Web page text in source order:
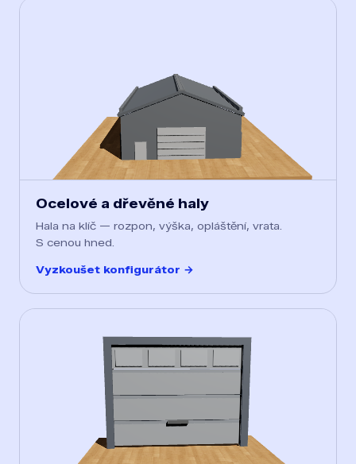
Ocelové a dřevěné haly
Hala na klíč — rozpon, výška, opláštění, vrata.
S cenou hned.
Vyzkoušet konfigurátor →